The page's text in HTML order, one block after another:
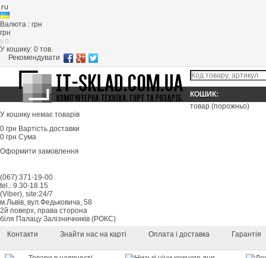
Валюта : грн
грн
y.o.
У кошику: 0 тов.
Рекомендувати
КОШИК:
товар (порожньо)
У кошику немає товарів
0 грн Вартість доставки
0 грн Сума
Оформити замовлення
(067) 371-19-00
tel.: 9.30-18.15
(Viber), site:24/7
м.Львів, вул.Федьковича, 58
2й поверх, права сторона
біля Палацу Залізничників (РОКС)
Контакти
Знайти нас на карті Оплата і доставка Гарантія